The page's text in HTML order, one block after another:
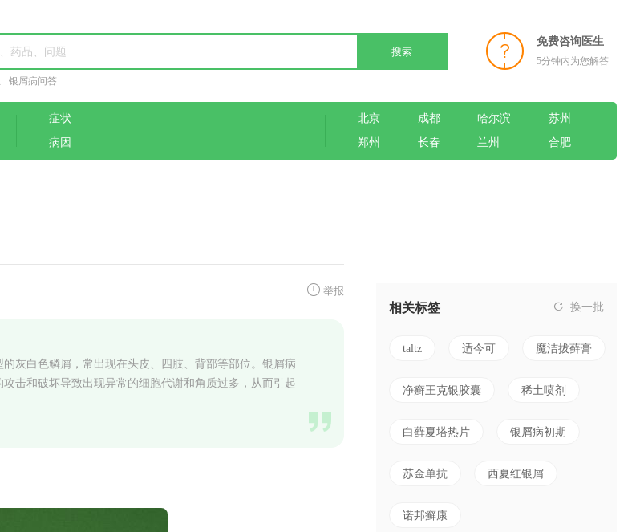
搜索
银屑病问答
免费咨询医生
5分钟内为您解答
症状
病因
北京
郑州
成都
长春
哈尔滨
兰州
苏州
合肥
举报
灰白色鳞屑，常出现在头皮、四肢、背部等部位。银屑病
击和破坏导致出现异常的细胞代谢和角质过多，从而引起
相关标签 换一批
taltz 适今可 魔洁拔藓膏
净癣王克银胶囊 稀土喷剂
白藓夏塔热片 银屑病初期
苏金单抗 西夏红银屑
诺邦癣康